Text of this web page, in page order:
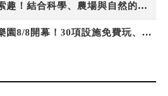
嘉義鹿草夏日探索趣！結合科學、農場與自然的親子小旅行
高雄最大親子遊樂園8/8開幕！30項設施免費玩、YOYO家族嗨翻暑假